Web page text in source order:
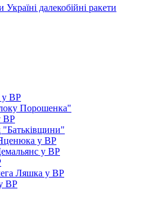
далекобійні ракети
у ВР
Порошенка"
ВР
"Батьківщини"
у ВР
у ВР
Ляшка у ВР
ВР